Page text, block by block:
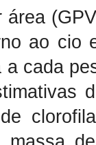
ao cio
cada